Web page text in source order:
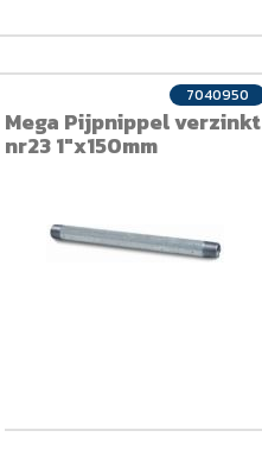
Mega Pijpnippel verzinkt
nr23 1"x150mm
7040950